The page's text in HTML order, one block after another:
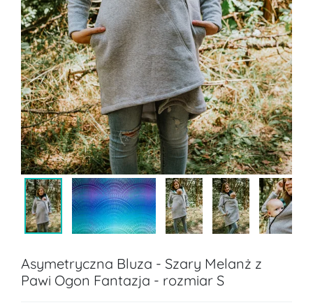
Asymetryczna Bluza - Szary Melanż z
Pawi Ogon Fantazja - rozmiar S